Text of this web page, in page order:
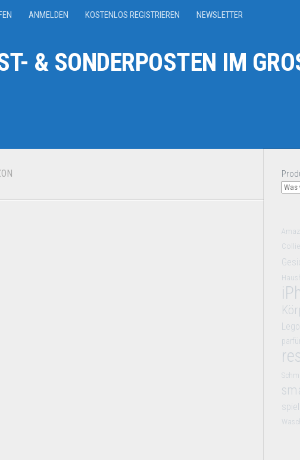
ANMELDEN KOSTENLOS REGISTRIEREN NEWSLETTER
& SONDERPOSTEN IM
Lego